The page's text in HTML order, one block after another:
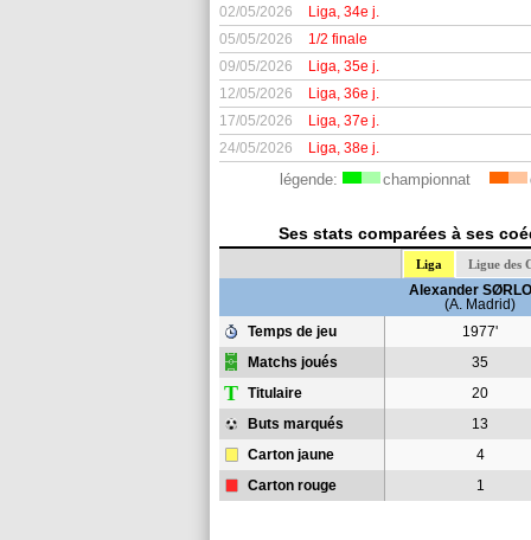
02/05/2026 Liga, 34e j.
05/05/2026
1/2 finale
09/05/2026
Liga, 35e j.
12/05/2026
Liga, 36e j.
17/05/2026
Liga, 37e j.
24/05/2026
Liga, 38e j.
légende: championnat
Ses stats comparées à ses
Liga Ligue des
Alexander
(A. Madrid)
Temps de jeu
1977'
Matchs joués 35
T Titulaire 20
Buts marqués 13
Carton jaune 4
Carton rouge 1